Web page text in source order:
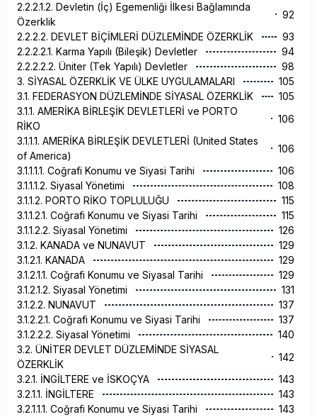
2.2.2.1.2. Devletin (İç) Egemenliği İlkesi Bağlamında
Özerklik
92
2.2.2.2. DEVLET BİÇİMLERİ DÜZLEMİNDE ÖZERKLİK
93
2.2.2.2.1. Karma Yapılı (Bileşik) Devletler
94
2.2.2.2.2. Üniter (Tek Yapılı) Devletler
98
3. SİYASAL ÖZERKLİK VE ÜLKE UYGULAMALARI
105
3.1. FEDERASYON DÜZLEMİNDE SİYASAL ÖZERKLİK
105
3.1.1. AMERİKA BİRLEŞİK DEVLETLERİ ve PORTO
RİKO
106
3.1.1.1. AMERİKA BİRLEŞİK DEVLETLERİ (United States
of America)
106
3.1.1.1.1. Coğrafi Konumu ve Siyasi Tarihi
106
3.1.1.1.2. Siyasal Yönetimi
108
3.1.1.2. PORTO RİKO TOPLULUĞU
115
3.1.1.2.1. Coğrafi Konumu ve Siyasi Tarihi
115
3.1.1.2.2. Siyasal Yönetimi
126
3.1.2. KANADA ve NUNAVUT
129
3.1.2.1. KANADA
129
3.1.2.1.1. Coğrafi Konumu ve Siyasal Tarihi
129
3.1.2.1.2. Siyasal Yönetimi
131
3.1.2.2. NUNAVUT
137
3.1.2.2.1. Coğrafi Konumu ve Siyasi Tarihi
137
3.1.2.2.2. Siyasal Yönetimi
140
3.2. ÜNİTER DEVLET DÜZLEMİNDE SİYASAL
ÖZERKLİK
142
3.2.1. İNGİLTERE ve İSKOÇYA
143
3.2.1.1. İNGİLTERE
143
3.2.1.1.1. Coğrafi Konumu ve Siyasi Tarihi
143